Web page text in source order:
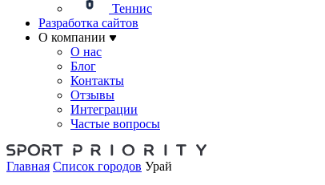
Теннис
Разработка сайтов
О компании
О нас
Блог
Контакты
Отзывы
Интеграции
Частые вопросы
Главная Список городов Урай